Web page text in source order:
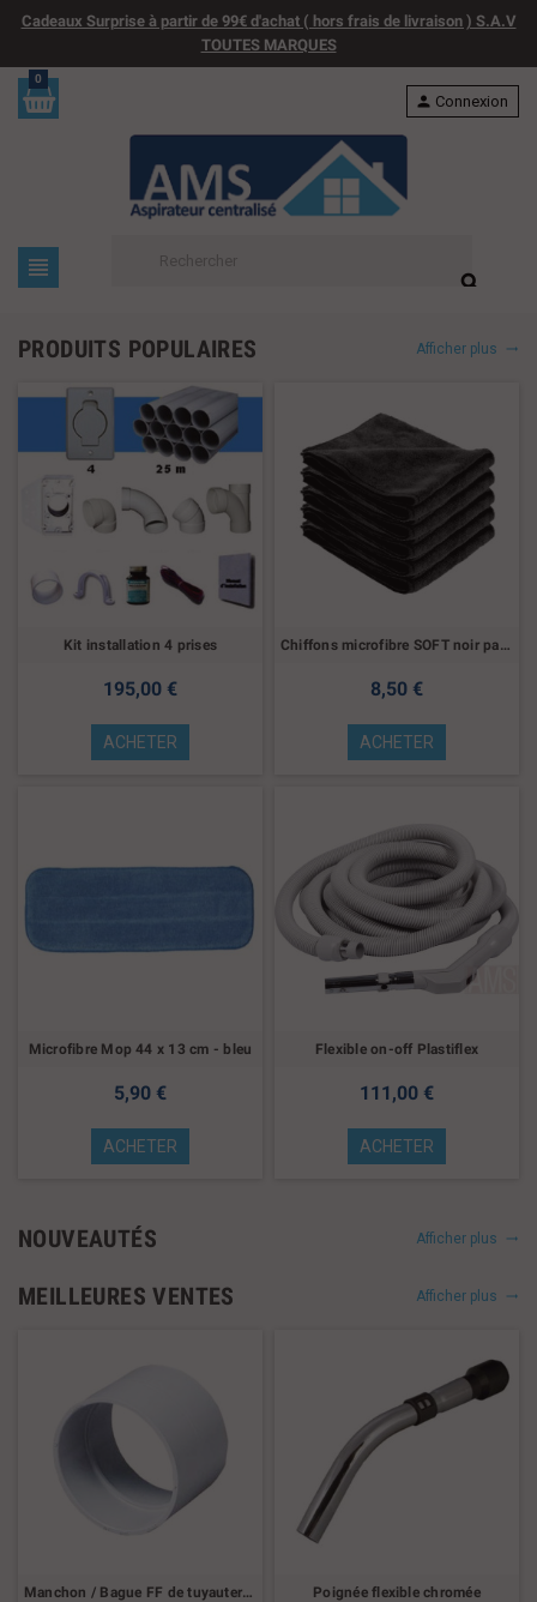
Cadeaux Surprise à partir de 99€ d'achat ( hors frais de livraison ) S.A.V
TOUTES MARQUES
0
view_headline
search
person Connexion
PRODUITS POPULAIRES Afficher plus
Kit installation 4 prises
195,00 €
ACHETER
Chiffons microfibre SOFT noir par 5
8,50 €
ACHETER
Microfibre Mop 44 x 13 cm - bleu
5,90 €
ACHETER
Flexible on-off Plastiflex
111,00 €
ACHETER
NOUVEAUTÉS Afficher plus
MEILLEURES VENTES Afficher plus
Manchon / Bague FF de tuyauterie pour aspirateur central Poignée flexible chromée